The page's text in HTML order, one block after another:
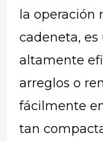
la operación
cadeneta,
altamente
arreglos o
fácilmente
tan